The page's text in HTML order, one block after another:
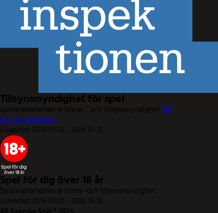
Tillsynsmyndighet för spel
Spelinspektionen är licens- och tillsynsmyndighet.Till
Spelinspektionen.
Licenstid: 2019-01-01 - 2028-12-31.
Spel för dig över 18 år
Spelinspektionen är licens- och tillsynsmyndighet.
Licenstid: 2019-01-01 - 2028-12-31.
AB Svenska Spel © 2026